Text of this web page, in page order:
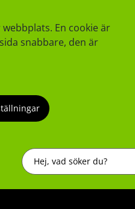
En cookie är
snabbare, den är
Sök